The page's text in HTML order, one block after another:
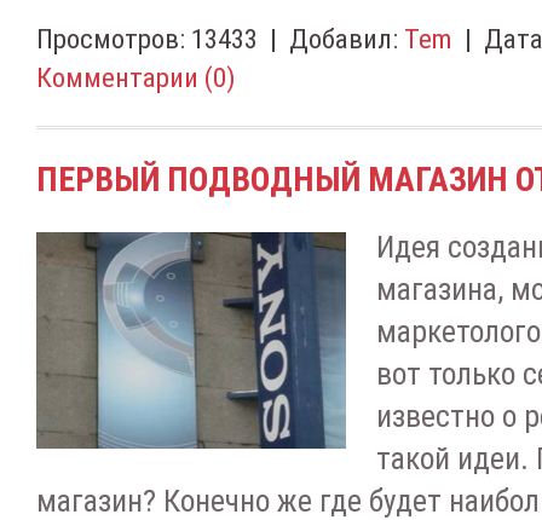
Просмотров: 13433 | Добавил: Tem |
Комментарии (0)
ПЕРВЫЙ ПОДВОДНЫЙ МАГАЗИН ОТ
Идея
магазина,
вот только
известно о
такой идеи.
магазин? Конечно же где будет